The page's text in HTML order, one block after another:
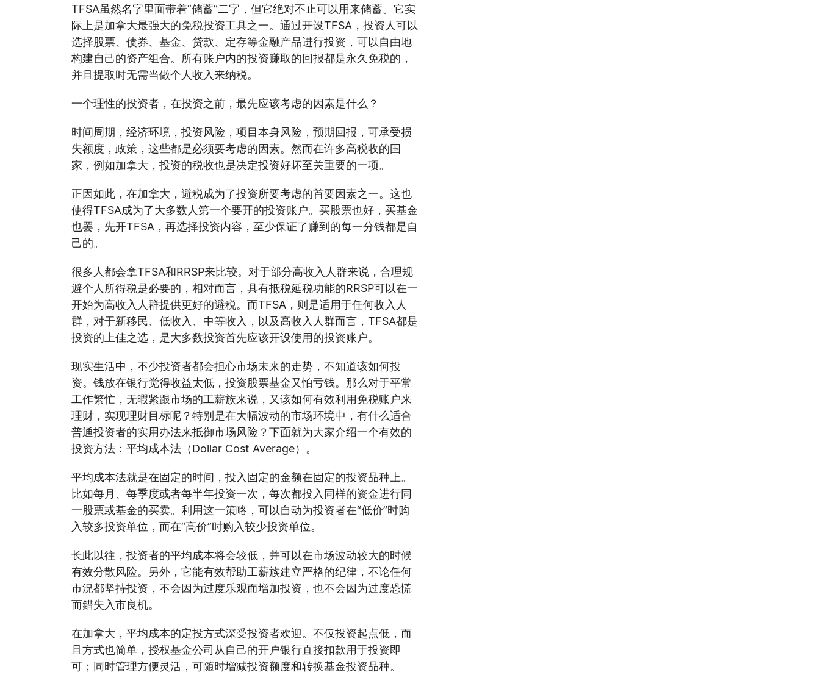
TFSA虽然名字里面带着“储蓄”二字，但它绝对不止可以用来储蓄。它实
际上是加拿大最强大的免税投资工具之一。通过开设TFSA，投资人可以
选择股票、债券、基金、贷款、定存等金融产品进行投资，可以自由地
构建自己的资产组合。所有账户内的投资赚取的回报都是永久免税的，
并且提取时无需当做个人收入来纳税。
一个理性的投资者，在投资之前，最先应该考虑的因素是什么？
时间周期，经济环境，投资风险，项目本身风险，预期回报，可承受损
失额度，政策，这些都是必须要考虑的因素。然而在许多高税收的国
家，例如加拿大，投资的税收也是决定投资好坏至关重要的一项。
正因如此，在加拿大，避税成为了投资所要考虑的首要因素之一。这也
使得TFSA成为了大多数人第一个要开的投资账户。买股票也好，买基金
也罢，先开TFSA，再选择投资内容，至少保证了赚到的每一分钱都是自
己的。
很多人都会拿TFSA和RRSP来比较。对于部分高收入人群来说，合理规
避个人所得税是必要的，相对而言，具有抵税延税功能的RRSP可以在一
开始为高收入人群提供更好的避税。而TFSA，则是适用于任何收入人
群，对于新移民、低收入、中等收入，以及高收入人群而言，TFSA都是
投资的上佳之选，是大多数投资首先应该开设使用的投资账户。
现实生活中，不少投资者都会担心市场未来的走势，不知道该如何投
资。钱放在银行觉得收益太低，投资股票基金又怕亏钱。那么对于平常
工作繁忙，无暇紧跟市场的工薪族来说，又该如何有效利用免税账户来
理财，实现理财目标呢？特别是在大幅波动的市场环境中，有什么适合
普通投资者的实用办法来抵御市场风险？下面就为大家介绍一个有效的
投资方法：平均成本法（Dollar Cost Average）。
平均成本法就是在固定的时间，投入固定的金额在固定的投资品种上。
比如每月、每季度或者每半年投资一次，每次都投入同样的资金进行同
一股票或基金的买卖。利用这一策略，可以自动为投资者在“低价”时购
入较多投资单位，而在“高价”时购入较少投资单位。
长此以往，投资者的平均成本将会较低，并可以在市场波动较大的时候
有效分散风险。另外，它能有效帮助工薪族建立严格的纪律，不论任何
市況都坚持投资，不会因为过度乐观而增加投资，也不会因为过度恐慌
而錯失入市良机。
在加拿大，平均成本的定投方式深受投资者欢迎。不仅投资起点低，而
且方式也简单，授权基金公司从自己的开户银行直接扣款用于投资即
可；同时管理方便灵活，可随时增减投资额度和转换基金投资品种。